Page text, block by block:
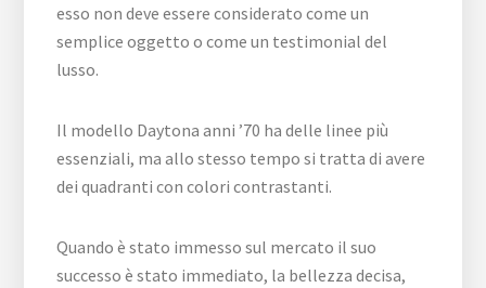
esso non deve essere considerato come un
semplice oggetto o come un testimonial del
lusso.
Il modello Daytona anni ’70 ha delle linee più
essenziali, ma allo stesso tempo si tratta di avere
dei quadranti con colori contrastanti.
Quando è stato immesso sul mercato il suo
successo è stato immediato, la bellezza decisa,